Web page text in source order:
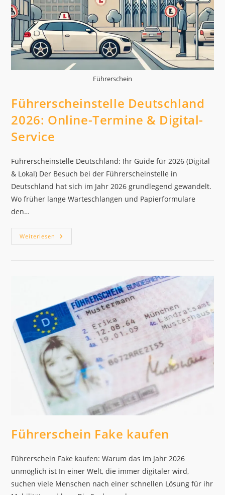
Führerschein
Führerscheinstelle Deutschland
2026: Online-Termine & Digital-
Service
Führerscheinstelle Deutschland: Ihr Guide für 2026 (Digital
& Lokal) Der Besuch bei der Führerscheinstelle in
Deutschland hat sich im Jahr 2026 grundlegend gewandelt.
Wo früher lange Warteschlangen und Papierformulare
den…
Weiterlesen Führerscheinstelle
Deutschland
Führerschein Fake kaufen
Führerschein Fake kaufen: Warum das im Jahr 2026
unmöglich ist In einer Welt, die immer digitaler wird,
suchen viele Menschen nach einer schnellen Lösung für ihr